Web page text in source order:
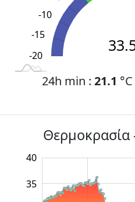
L
-20
-15
-10
24h min : 21.1
Θερμοκρασία
35
40